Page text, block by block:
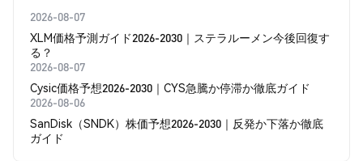
2026-08-07
XLM価格予測ガイド2026-2030｜ステラルーメン今後回復す
る？
2026-08-07
Cysic価格予想2026-2030｜CYS急騰か停滞か徹底ガイド
2026-08-06
SanDisk（SNDK）株価予想2026-2030｜反発か下落か徹底
ガイド